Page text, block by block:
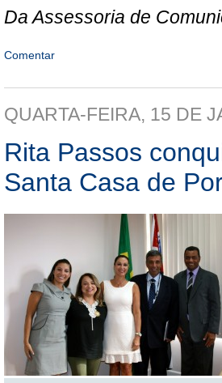
Da Assessoria de
Comentar
QUARTA-FEIRA, 15 DE
Rita Passos
Santa Casa de